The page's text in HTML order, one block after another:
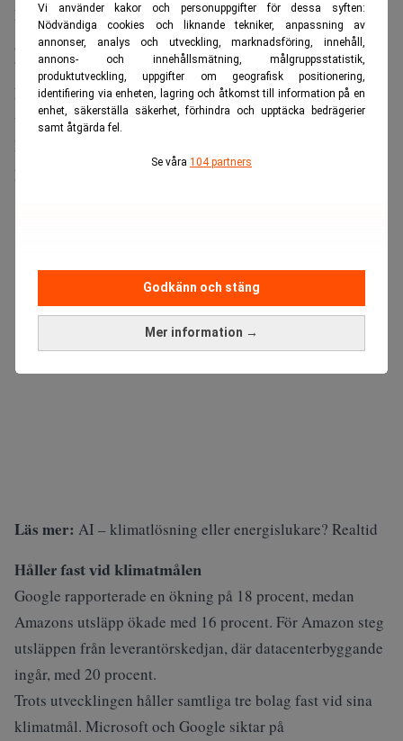
Vi använder kakor och personuppgifter för dessa syften:
Nödvändiga cookies och liknande tekniker, anpassning av
annonser, analys och utveckling, marknadsföring, innehåll,
annons- och innehållsmätning, målgruppsstatistik,
produktutveckling, uppgifter om geografisk positionering,
identifiering via enheten, lagring och åtkomst till information på en
enhet, säkerställa säkerhet, förhindra och upptäcka bedrägerier
samt åtgärda fel.
Se våra 104 partners
Mer information →
Godkänn och stäng
Efterfrågan på molntjänster och AI-modeller har lett till en
global utbyggnad av datacenter som kräver stora mängder
byggmaterial, energi och transporter.
Microsoft redovisar den största ökningen. Bolagets
utsläpp steg med 25 procent till 20 miljoner ton
koldioxidekvivalenter, vilket enligt bolaget främst beror
på utbyggnaden av datacenter.
Läs mer: AI – klimatlösning eller energislukare? Realtid
Håller fast vid klimatmålen
Google rapporterade en ökning på 18 procent, medan
Amazons utsläpp ökade med 16 procent. För Amazon steg
utsläppen från leverantörskedjan, där datacenterbyggande
ingår, med 20 procent.
Trots utvecklingen håller samtliga tre bolag fast vid sina
klimatmål. Microsoft och Google siktar på